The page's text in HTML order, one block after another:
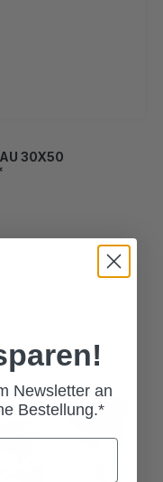
30X50
Newsletter an
Bestellung.*